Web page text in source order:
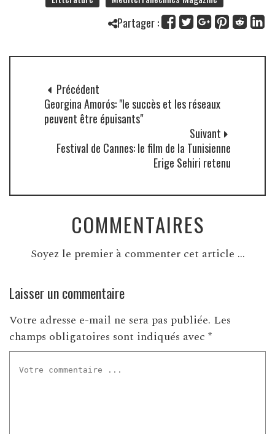
Partager :
Précédent
Georgina Amorós: "le succès et les réseaux
peuvent être épuisants"
Suivant
Festival de Cannes: le film de la Tunisienne
Erige Sehiri retenu
COMMENTAIRES
Soyez le premier à commenter cet article ...
Laisser un commentaire
Votre adresse e-mail ne sera pas publiée. Les
champs obligatoires sont indiqués avec *